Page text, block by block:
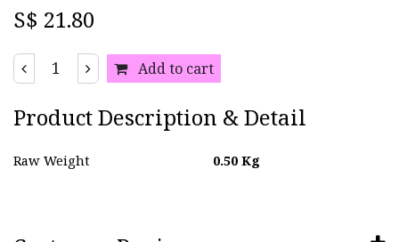
S$ 21.80
Add to cart
Product Description & Detail
Raw Weight 0.50 Kg